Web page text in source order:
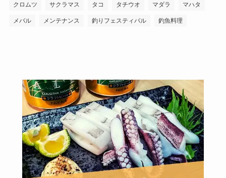
クロムツ サクラマス タコ タチウオ マダラ マハタ
メバル メンテナンス 釣りフェスティバル 釣魚料理